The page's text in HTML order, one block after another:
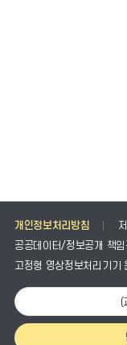
개인정보처리방침
공공데이터/정보공개 책임
고정형 영상정보처리기기
(